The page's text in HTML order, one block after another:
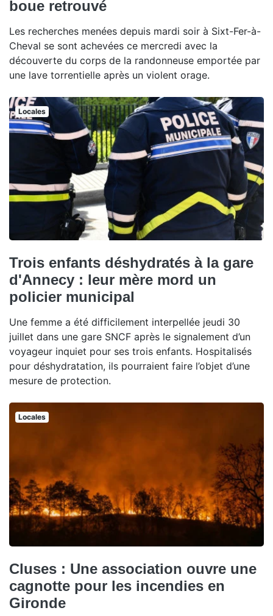
boue retrouvé
Les recherches menées depuis mardi soir à Sixt-Fer-à-
Cheval se sont achevées ce mercredi avec la
découverte du corps de la randonneuse emportée par
une lave torrentielle après un violent orage.
Locales
Trois enfants déshydratés à la gare
d'Annecy : leur mère mord un
policier municipal
Une femme a été difficilement interpellée jeudi 30
juillet dans une gare SNCF après le signalement d’un
voyageur inquiet pour ses trois enfants. Hospitalisés
pour déshydratation, ils pourraient faire l’objet d’une
mesure de protection.
Locales
Cluses : Une association ouvre une
cagnotte pour les incendies en
Gironde